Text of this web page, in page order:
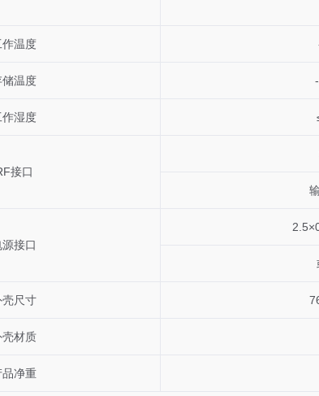
作温度
储温度
作湿度
接口
源接口
壳尺寸
壳材质
品净重